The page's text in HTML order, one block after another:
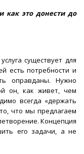
как это донести до
существует для
есть потребности и
оправданы. Нужно
он, как живет, чем
всегда «держать
что мы предлагаем
Концепция
его задачи, а не